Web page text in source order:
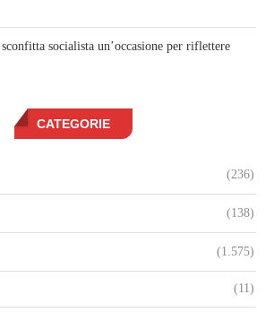
socialista un’occasione per riflettere
CATEGORIE
(236)
(138)
(1.575)
(11)